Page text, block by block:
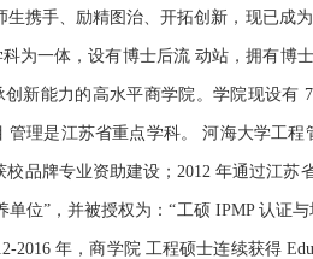
生携手、励精图治、开拓创新，现已成
为一体，设有博士后流 动站，拥有博
新能力的高水平商学院。学院现设有
管理是江苏省重点学科。 河海大学工
校品牌专业资助建设；2012 年通过江
单位”，并被授权为：“工硕 IPMP 认证
2016 年，商学院 工程硕士连续获得